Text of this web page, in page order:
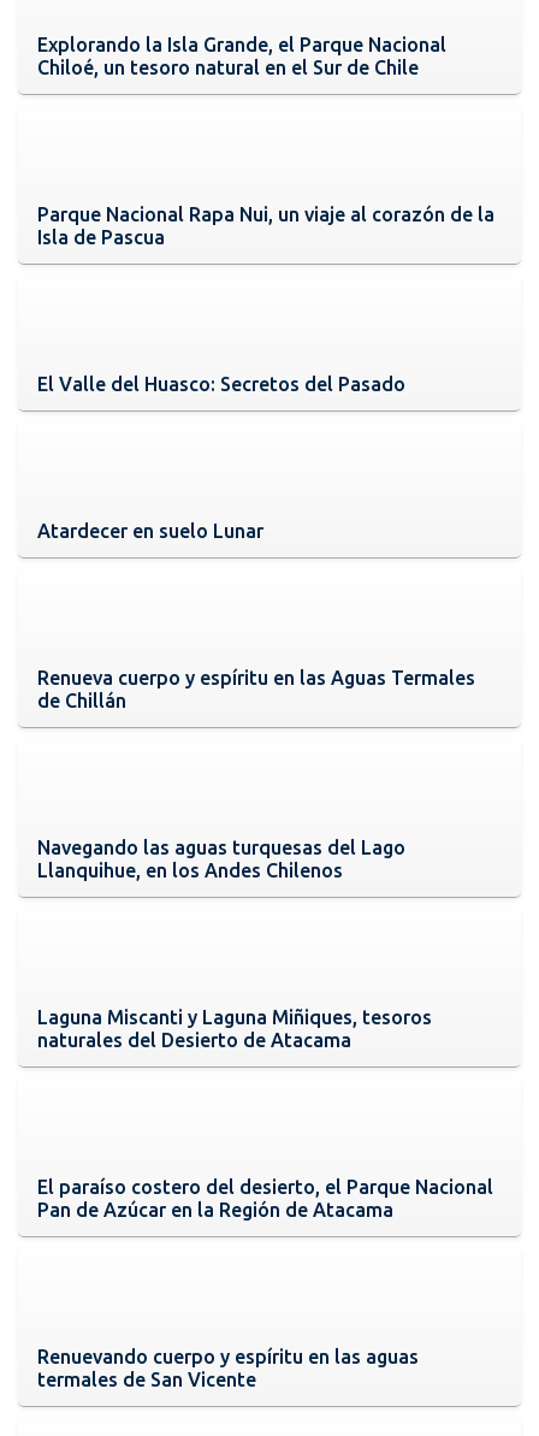
Explorando la Isla Grande, el Parque Nacional
Chiloé, un tesoro natural en el Sur de Chile
Parque Nacional Rapa Nui, un viaje al corazón de la
Isla de Pascua
El Valle del Huasco: Secretos del Pasado
Atardecer en suelo Lunar
Renueva cuerpo y espíritu en las Aguas Termales
de Chillán
Navegando las aguas turquesas del Lago
Llanquihue, en los Andes Chilenos
Laguna Miscanti y Laguna Miñiques, tesoros
naturales del Desierto de Atacama
El paraíso costero del desierto, el Parque Nacional
Pan de Azúcar en la Región de Atacama
Renuevando cuerpo y espíritu en las aguas
termales de San Vicente